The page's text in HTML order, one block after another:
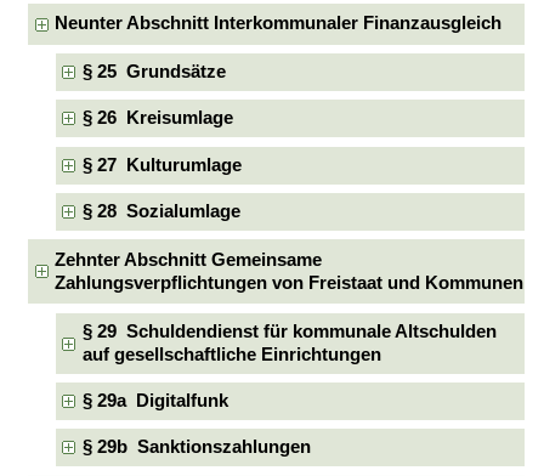
Neunter Abschnitt Interkommunaler Finanzausgleich
§ 25 Grundsätze
§ 26 Kreisumlage
§ 27 Kulturumlage
§ 28 Sozialumlage
Zehnter Abschnitt Gemeinsame
Zahlungsverpflichtungen von Freistaat und Kommunen
§ 29 Schuldendienst für kommunale Altschulden
auf gesellschaftliche Einrichtungen
§ 29a Digitalfunk
§ 29b Sanktionszahlungen